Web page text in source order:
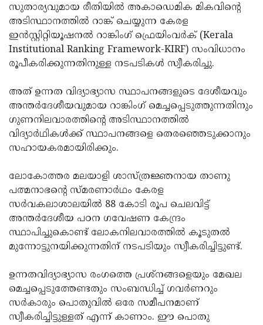
സുതാര്യവുമായ രീതിയില്‍ അകാഡെമിക മികവിന്റെ
അടിസ്ഥാനത്തില്‍ റാങ്ക് ചെയ്യുന്ന കേരള
ഇന്‍സ്റ്റിറ്റിയൂഷനല്‍ റാങ്കിംഗ് ഫ്രെയിംവര്‍ക് (Kerala
Institutional Ranking Framework-KIRF) സംവിധാനം
രൂപീകരിക്കുന്നതിനുള്ള നടപടികള്‍ സ്വീകരിച്ചു.
അത് ഉന്നത വിദ്യാഭ്യാസ സ്ഥാപനങ്ങളുടെ ദേശീയവും
അന്തര്‍ദേശീയവുമായ റാങ്കിംഗ് മെച്ചപ്പെടുത്തുന്നതിനും
ഗുണനിലവാരത്തിന്റെ അടിസ്ഥാനത്തില്‍
വിദ്യാര്‍ഥികള്‍ക്ക് സ്ഥാപനങ്ങളെ തെരഞ്ഞെടുക്കാനും
സഹായകരമായിരിക്കും.
ലോകോത്തര മലയാളി ശാസ്ത്രജ്ഞനായ താണു
പത്മനാഭന്റെ സ്മരണാര്‍ഥം കേരള
സര്‍വകലാശാലയില്‍ 88 കോടി രൂപ ചെലവിട്ട്
അന്തര്‍ദേശീയ പഠന ഗവേഷണ കേന്ദ്രം
സ്ഥാപിച്ചുകൊണ്ട് ലോകനിലവാരത്തില്‍ കൂടുതല്‍
മുന്നോട്ടുനയിക്കുന്നതിന് നടപടിയും സ്വീകരിച്ചിട്ടുണ്ട്.
ഉന്നതവിദ്യാഭ്യാസ രംഗത്തെ പ്രശ്‌നങ്ങളെയും മേഖല
മെച്ചപ്പെടുത്തേണ്ടതും സംബന്ധിച്ച് ഗവര്‍ണറും
സര്‍കാരും പൊതുവില്‍ ഒരേ സമീപനമാണ്
സ്വീകരിച്ചിട്ടുള്ളത് എന്ന് കാണാം. ഈ പൊതു